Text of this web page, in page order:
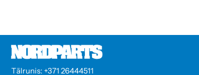
Tālrunis: +371 26444511